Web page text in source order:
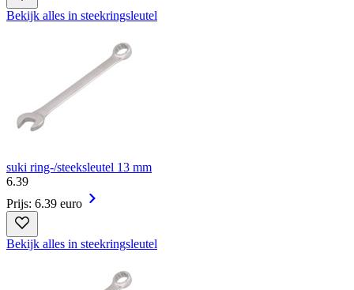
Bekijk alles in steekringsleutel
suki ring-/steeksleutel 13 mm
6.39
Prijs: 6.39 euro
Bekijk alles in steekringsleutel